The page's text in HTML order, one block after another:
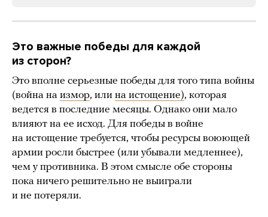
Это важные победы для каждой
из сторон?
Это вполне серьезные победы для того типа войны
(война на измор, или на истощение), которая
ведется в последние месяцы. Однако они мало
влияют на ее исход. Для победы в войне
на истощение требуется, чтобы ресурсы воюющей
армии росли быстрее (или убывали медленнее),
чем у противника. В этом смысле обе стороны
пока ничего решительно не выиграли
и не потеряли.